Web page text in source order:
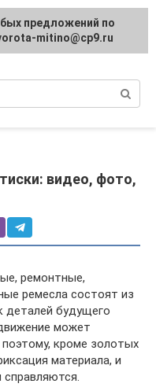
и
видео, фото,
ремонтные,
ремесла состоят из
деталей будущего
может
кроме золотых
материала, и
справляются.
предложений по
mitino@cp9.ru